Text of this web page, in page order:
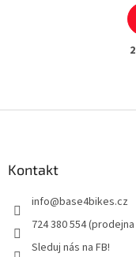
Kontakt
info@base4bikes.cz
724 380 554
Sleduj nás na FB!